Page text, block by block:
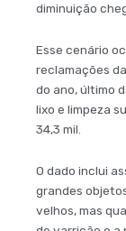
diminuição
Esse cenário
reclamações
do ano, último
lixo e limpeza
34,3 mil.
O dado inclui
grandes
velhos, mas